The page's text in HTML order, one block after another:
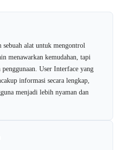
sebuah alat untuk mengontrol
menawarkan kemudahan, tapi
User Interface yang
informasi secara lengkap,
menjadi lebih nyaman dan